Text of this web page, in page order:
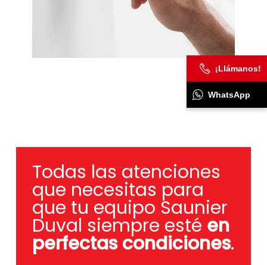
Todas las atenciones
que necesitas para
que tu equipo Saunier
Duval siempre esté en
perfectas condiciones.
¡Llámanos!
WhatsApp